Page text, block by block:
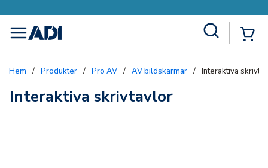
menu
Hem / Produkter / Pro AV / AV bildskärmar / Interaktiva
Interaktiva skrivtavlor